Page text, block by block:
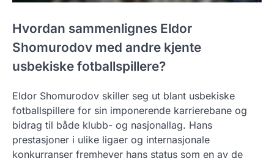
Hvordan sammenlignes Eldor
Shomurodov med andre kjente
usbekiske fotballspillere?
Eldor Shomurodov skiller seg ut blant usbekiske
fotballspillere for sin imponerende karrierebane og
bidrag til både klubb- og nasjonallag. Hans
prestasjoner i ulike ligaer og internasjonale
konkurranser fremhever hans status som en av de